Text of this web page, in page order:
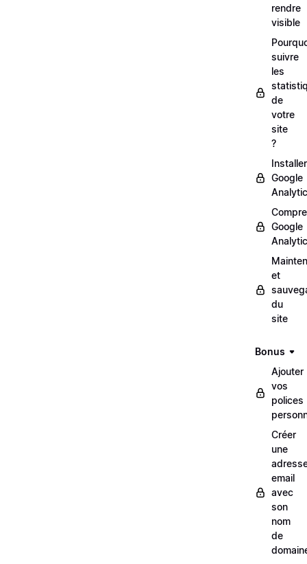
rendre
visible
suivre
les
de
votre
site
?
Installer
Google
Google
et
du
site
Bonus
Ajouter
vos
polices
Créer
une
email
avec
son
nom
de